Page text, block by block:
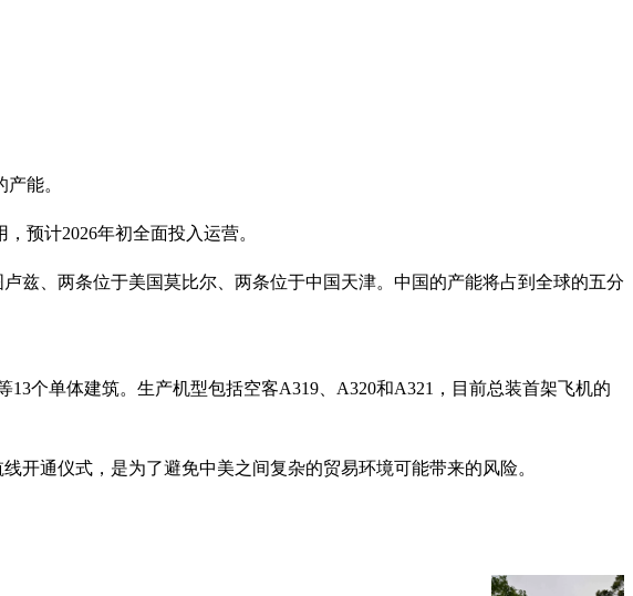
能。
预计2026年初全面投入运营。
兹、两条位于美国莫比尔、两条位于中国天津。中国的产能将占到全球的五分
个单体建筑。生产机型包括空客A319、A320和A321，目前总装首架飞机的
开通仪式，是为了避免中美之间复杂的贸易环境可能带来的风险。